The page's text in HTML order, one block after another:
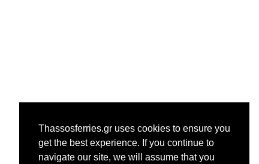
Thassosferries.gr uses cookies to ensure you
get the best experience. Ιf you continue to
navigate our site, we will assume that you